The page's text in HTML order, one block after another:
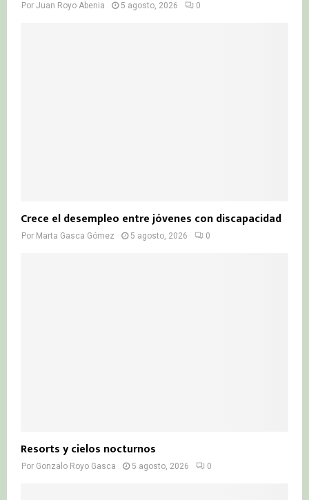
Por Juan Royo Abenia 5 agosto, 2026 0
Crece el desempleo entre jóvenes con discapacidad
Por Marta Gasca Gómez 5 agosto, 2026 0
Resorts y cielos nocturnos
Por Gonzalo Royo Gasca 5 agosto, 2026 0